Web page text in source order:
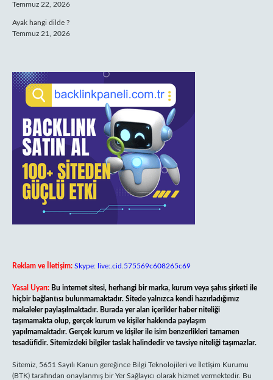
Temmuz 22, 2026
Ayak hangi dilde ?
Temmuz 21, 2026
Reklam ve İletişim: Skype: live:.cid.575569c608265c69
Yasal Uyarı: Bu internet sitesi, herhangi bir marka, kurum veya şahıs şirketi ile
hiçbir bağlantısı bulunmamaktadır. Sitede yalnızca kendi hazırladığımız
makaleler paylaşılmaktadır. Burada yer alan içerikler haber niteliği
taşımamakta olup, gerçek kurum ve kişiler hakkında paylaşım
yapılmamaktadır. Gerçek kurum ve kişiler ile isim benzerlikleri tamamen
tesadüfidir. Sitemizdeki bilgiler taslak halindedir ve tavsiye niteliği taşımazlar.
Sitemiz, 5651 Sayılı Kanun gereğince Bilgi Teknolojileri ve İletişim Kurumu
(BTK) tarafından onaylanmış bir Yer Sağlayıcı olarak hizmet vermektedir. Bu